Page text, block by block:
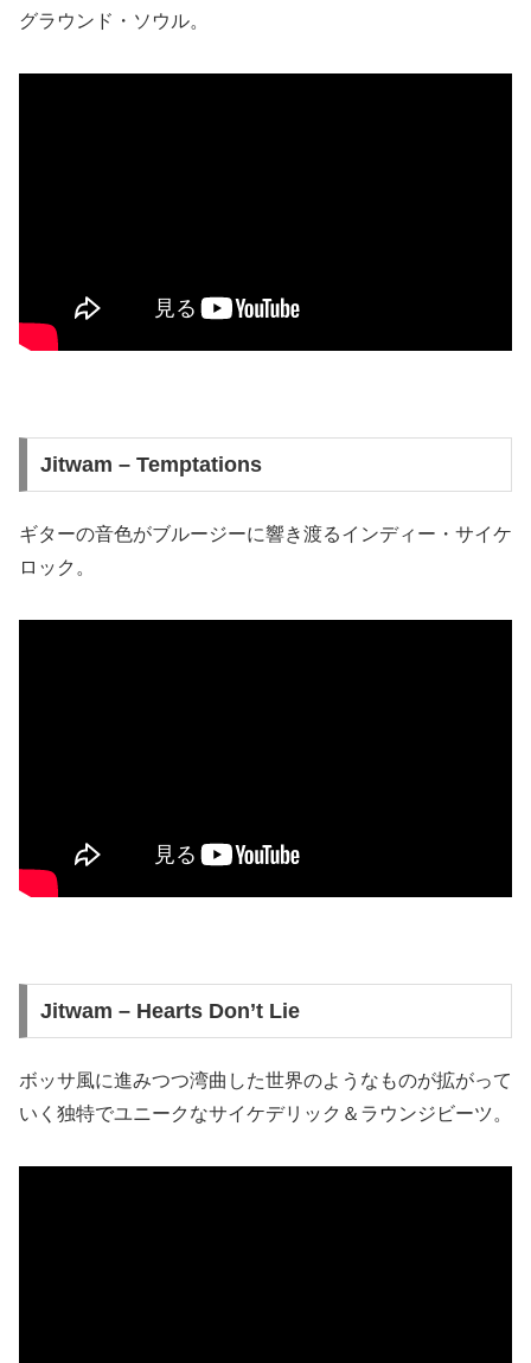
グラウンド・ソウル。
Jitwam – Temptations
ギターの音色がブルージーに響き渡るインディー・サイケ
ロック。
Jitwam – Hearts Don’t Lie
ボッサ風に進みつつ湾曲した世界のようなものが拡がって
いく独特でユニークなサイケデリック＆ラウンジビーツ。